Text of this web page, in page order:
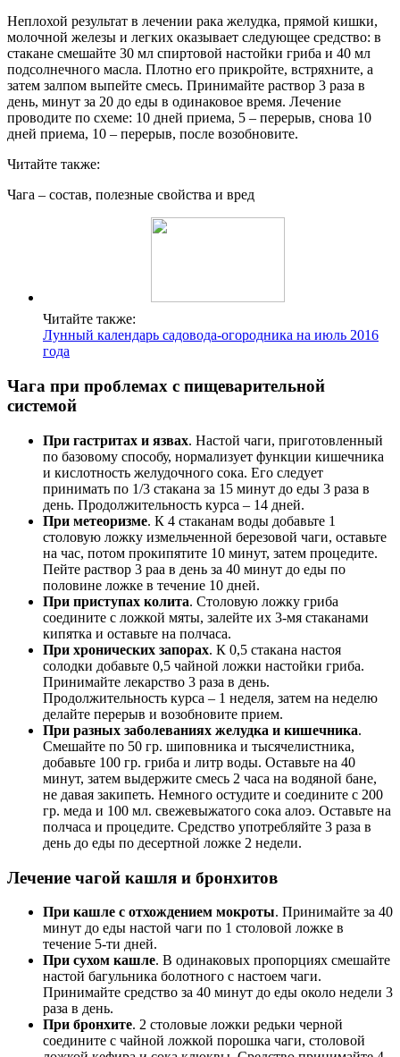
Неплохой результат в лечении рака желудка, прямой кишки,
молочной железы и легких оказывает следующее средство: в
стакане смешайте 30 мл спиртовой настойки гриба и 40 мл
подсолнечного масла. Плотно его прикройте, встряхните, а
затем залпом выпейте смесь. Принимайте раствор 3 раза в
день, минут за 20 до еды в одинаковое время. Лечение
проводите по схеме: 10 дней приема, 5 – перерыв, снова 10
дней приема, 10 – перерыв, после возобновите.
Читайте также:
Чага – состав, полезные свойства и вред
Читайте также:
Лунный календарь садовода-огородника на июль 2016
года
Чага при проблемах с пищеварительной
системой
При гастритах и язвах. Настой чаги, приготовленный
по базовому способу, нормализует функции кишечника
и кислотность желудочного сока. Его следует
принимать по 1/3 стакана за 15 минут до еды 3 раза в
день. Продолжительность курса – 14 дней.
При метеоризме. К 4 стаканам воды добавьте 1
столовую ложку измельченной березовой чаги, оставьте
на час, потом прокипятите 10 минут, затем процедите.
Пейте раствор 3 раа в день за 40 минут до еды по
половине ложке в течение 10 дней.
При приступах колита. Столовую ложку гриба
соедините с ложкой мяты, залейте их 3-мя стаканами
кипятка и оставьте на полчаса.
При хронических запорах. К 0,5 стакана настоя
солодки добавьте 0,5 чайной ложки настойки гриба.
Принимайте лекарство 3 раза в день.
Продолжительность курса – 1 неделя, затем на неделю
делайте перерыв и возобновите прием.
При разных заболеваниях желудка и кишечника.
Смешайте по 50 гр. шиповника и тысячелистника,
добавьте 100 гр. гриба и литр воды. Оставьте на 40
минут, затем выдержите смесь 2 часа на водяной бане,
не давая закипеть. Немного остудите и соедините с 200
гр. меда и 100 мл. свежевыжатого сока алоэ. Оставьте на
полчаса и процедите. Средство употребляйте 3 раза в
день до еды по десертной ложке 2 недели.
Лечение чагой кашля и бронхитов
При кашле с отхождением мокроты. Принимайте за 40
минут до еды настой чаги по 1 столовой ложке в
течение 5-ти дней.
При сухом кашле. В одинаковых пропорциях смешайте
настой багульника болотного с настоем чаги.
Принимайте средство за 40 минут до еды около недели 3
раза в день.
При бронхите. 2 столовые ложки редьки черной
соедините с чайной ложкой порошка чаги, столовой